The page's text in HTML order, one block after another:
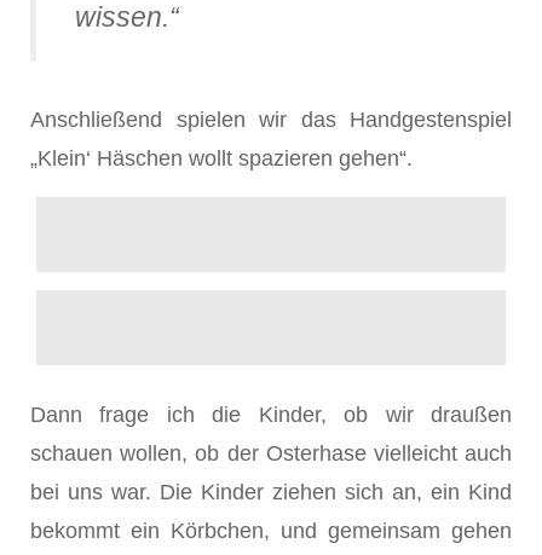
wissen.“
Anschließend spielen wir das Handgestenspiel
„Klein‘ Häschen wollt spazieren gehen“.
Dann frage ich die Kinder, ob wir draußen
schauen wollen, ob der Osterhase vielleicht auch
bei uns war. Die Kinder ziehen sich an, ein Kind
bekommt ein Körbchen, und gemeinsam gehen